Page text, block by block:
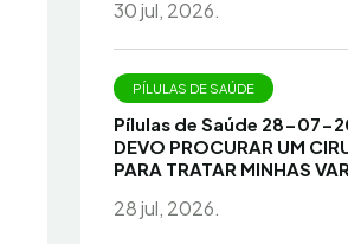
30 jul, 2026.
PÍLULAS DE SAÚDE
Pílulas de Saúde 28-07-
DEVO PROCURAR UM
PARA TRATAR MINHAS
28 jul, 2026.